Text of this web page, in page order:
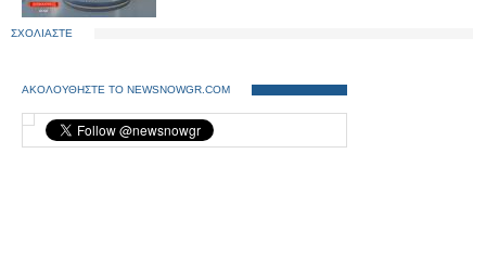
ΣΧΟΛΙΑΣΤΕ
ΑΚΟΛΟΥΘΗΣΤΕ ΤΟ NEWSNOWGR.COM